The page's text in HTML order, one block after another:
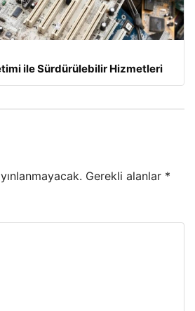
ile Sürdürülebilir Hizmetleri
Gerekli alanlar *